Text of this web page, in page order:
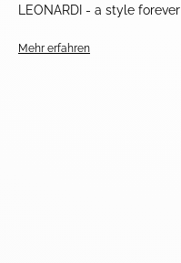
LEONARDI - a style forever
Mehr erfahren